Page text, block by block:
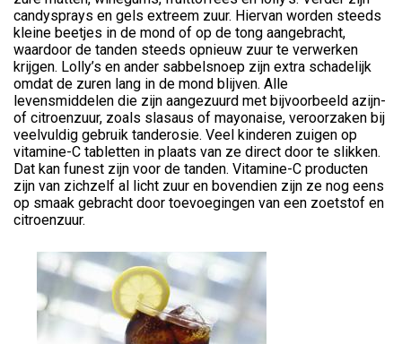
candysprays en gels extreem zuur. Hiervan worden steeds
kleine beetjes in de mond of op de tong aangebracht,
waardoor de tanden steeds opnieuw zuur te verwerken
krijgen. Lolly’s en ander sabbelsnoep zijn extra schadelijk
omdat de zuren lang in de mond blijven. Alle
levensmiddelen die zijn aangezuurd met bijvoorbeeld azijn-
of citroenzuur, zoals slasaus of mayonaise, veroorzaken bij
veelvuldig gebruik tanderosie. Veel kinderen zuigen op
vitamine-C tabletten in plaats van ze direct door te slikken.
Dat kan funest zijn voor de tanden. Vitamine-C producten
zijn van zichzelf al licht zuur en bovendien zijn ze nog eens
op smaak gebracht door toevoegingen van een zoetstof en
citroenzuur.